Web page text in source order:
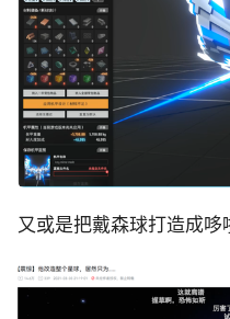
又或是把戴森球打造成哆